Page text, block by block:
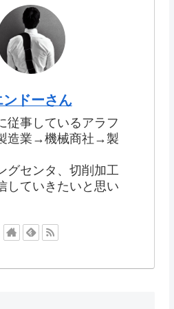
ンドーさん
従事しているアラフ
造業→機械商社→製
グセンタ、切削加工
していきたいと思い